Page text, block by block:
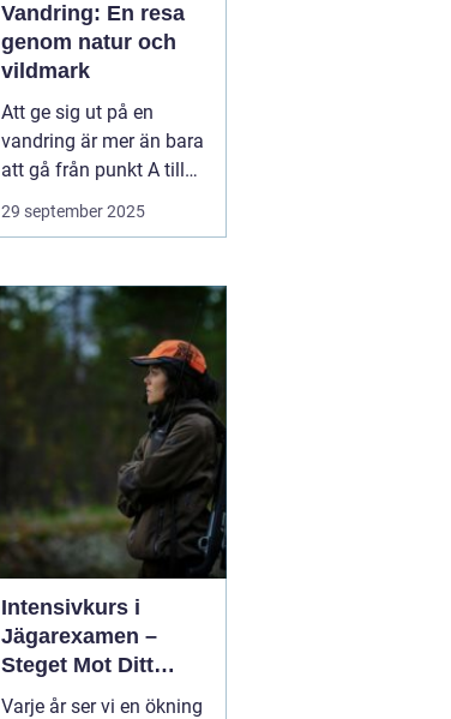
Vandring: En resa
genom natur och
vildmark
Att ge sig ut på en
vandring är mer än bara
att gå från punkt A till
punkt B. Det är en
upplevelse som utmanar
samtidigt som man får
möjlighet att komma i
kontakt med naturen på
29 september 2025
Intensivkurs i
Jägarexamen –
Steget Mot Ditt
Jägarliv
Varje år ser vi en ökning